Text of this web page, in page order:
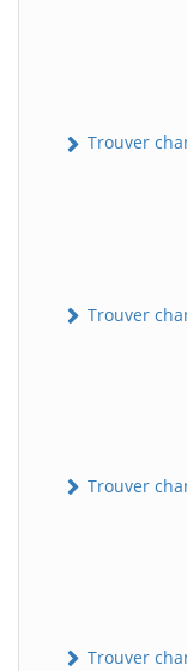
Trouver
Trouver
Trouver
Trouver